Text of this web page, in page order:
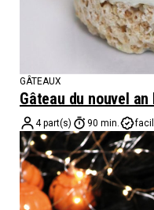
GÂTEAUX
Gâteau du nouvel
4 part(s) 90 min.